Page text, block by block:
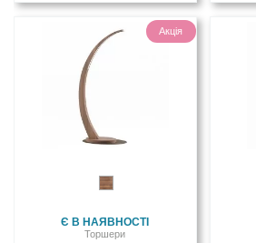
Акція
Є В НАЯВНОСТІ
Торшери